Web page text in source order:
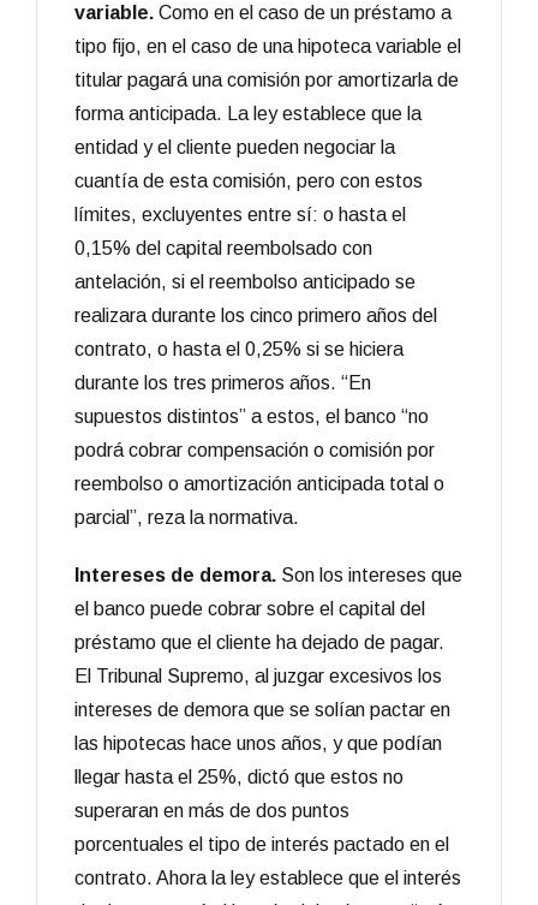
variable. Como en el caso de un préstamo a
tipo fijo, en el caso de una hipoteca variable el
titular pagará una comisión por amortizarla de
forma anticipada. La ley establece que la
entidad y el cliente pueden negociar la
cuantía de esta comisión, pero con estos
límites, excluyentes entre sí: o hasta el
0,15% del capital reembolsado con
antelación, si el reembolso anticipado se
realizara durante los cinco primero años del
contrato, o hasta el 0,25% si se hiciera
durante los tres primeros años. “En
supuestos distintos” a estos, el banco “no
podrá cobrar compensación o comisión por
reembolso o amortización anticipada total o
parcial”, reza la normativa.
Intereses de demora. Son los intereses que
el banco puede cobrar sobre el capital del
préstamo que el cliente ha dejado de pagar.
El Tribunal Supremo, al juzgar excesivos los
intereses de demora que se solían pactar en
las hipotecas hace unos años, y que podían
llegar hasta el 25%, dictó que estos no
superaran en más de dos puntos
porcentuales el tipo de interés pactado en el
contrato. Ahora la ley establece que el interés